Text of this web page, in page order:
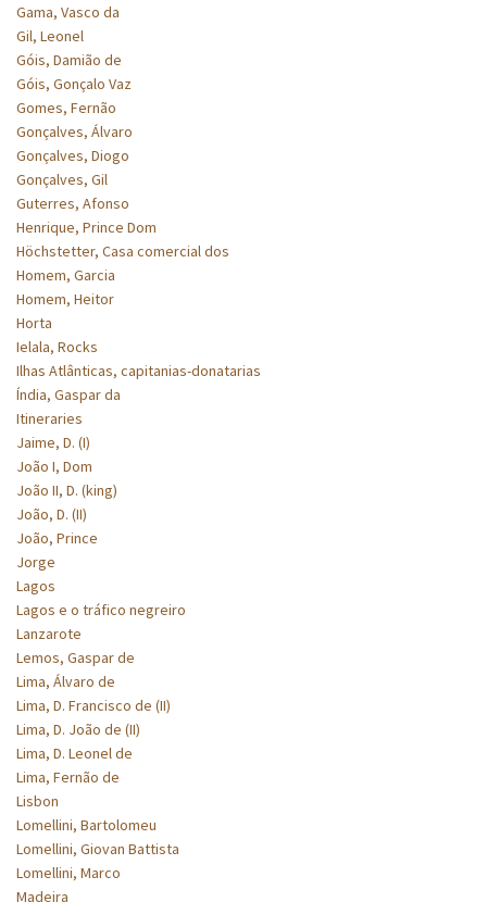
Gama, Vasco da
Gil, Leonel
Góis, Damião de
Góis, Gonçalo Vaz
Gomes, Fernão
Gonçalves, Álvaro
Gonçalves, Diogo
Gonçalves, Gil
Guterres, Afonso
Henrique, Prince Dom
Höchstetter, Casa comercial dos
Homem, Garcia
Homem, Heitor
Horta
Ielala, Rocks
Ilhas Atlânticas, capitanias-donatarias
Índia, Gaspar da
Itineraries
Jaime, D. (I)
João I, Dom
João II, D. (king)
João, D. (II)
João, Prince
Jorge
Lagos
Lagos e o tráfico negreiro
Lanzarote
Lemos, Gaspar de
Lima, Álvaro de
Lima, D. Francisco de (II)
Lima, D. João de (II)
Lima, D. Leonel de
Lima, Fernão de
Lisbon
Lomellini, Bartolomeu
Lomellini, Giovan Battista
Lomellini, Marco
Madeira